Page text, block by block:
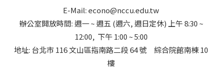
E-Mail: econo@nccu.edu.tw
辦公室開放時間: 週一 ~ 週五 (週六, 週日定休) 上午 8:30 ~
12:00, 下午 1:00 ~ 5:00
地址: 台北市 116 文山區指南路二段 64 號 綜合院館南棟 10
樓